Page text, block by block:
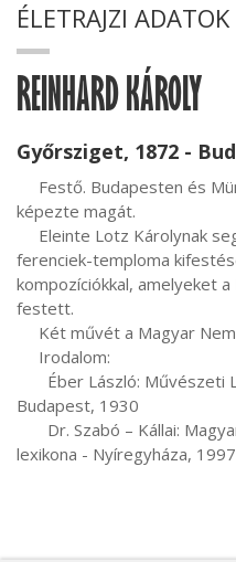
ÉLETRAJZI ADATOK
REINHARD KÁROLY
Győrsziget, 1872 -
képezte magát.
ferenciek-temploma
kompozíciókkal, amelyeket
festett.
Budapest, 1930
lexikona - Nyíregyháza, 1997